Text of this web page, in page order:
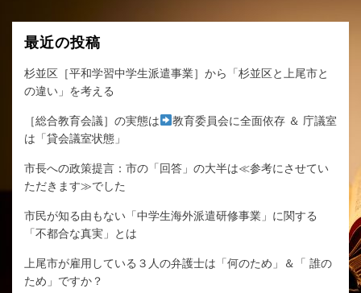
最近の投稿
杉並区［平和学習中学生派遣事業］から「杉並区と上尾市と
の違い」を考える
［総合教育会議］の実態は
教育委員会に全面依存 ＆ 庁議室
は「貸会議室状態」
市長への政策提言：市の「回答」の大半は≪参考にさせてい
ただきます≫でした
市民が知る由もない「中学生海外派遣研修事業」に関する
「不都合な真実」とは
上尾市が雇用している３人の弁護士は「何のため」＆「 誰の
ため」ですか？